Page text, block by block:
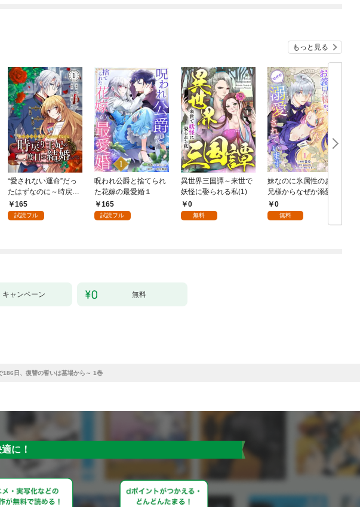
もっと見る
“愛されない運命”だっ
たはずなのに～時戻り
王妃の二度目の結婚～
１
165
試読フル
呪われ公爵と捨てられ
た花嫁の最愛婚１
165
試読フル
異世界三国譚～来世で
妖怪に娶られる私(1)
0
無料
妹なのに氷属性のお義
兄様からなぜか溺愛さ
れています【第1話】
（エンジェライトコミ
0
無料
キャンペーン 無料
日、復讐の誓いは墓場から～ 1巻
に！